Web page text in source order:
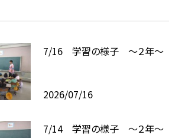
7/16 学習の様子 ～２年～
2026/07/16
7/14 学習の様子 ～２年～